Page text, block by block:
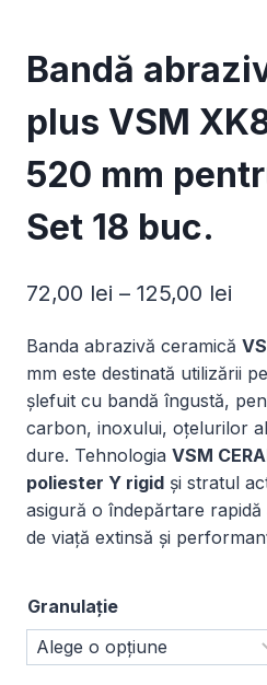
Bandă
plus VSM
520 mm
Set 18 buc.
72,00 lei – 125,00 lei
la
Banda abrazivă ceramică
mm este destinată utilizării
șlefuit cu bandă îngustă,
carbon, inoxului, oțelurilor
dure. Tehnologia VSM
poliester Y rigid și stratul
asigură o îndepărtare
de viață extinsă și
Granulație